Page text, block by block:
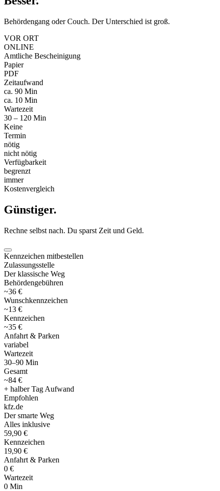
Behördengang oder Couch. Der Unterschied ist groß.
VOR ORT
ONLINE
Amtliche Bescheinigung
Papier
PDF
Zeitaufwand
ca. 90 Min
ca. 10 Min
Wartezeit
30 – 120 Min
Keine
Termin
nötig
nicht nötig
Verfügbarkeit
begrenzt
immer
Kostenvergleich
Günstiger.
Rechne selbst nach. Du sparst Zeit und Geld.
Kennzeichen mitbestellen
Zulassungsstelle
Der klassische Weg
Behördengebühren
~36 €
Wunschkennzeichen
~13 €
Kennzeichen
~35 €
Anfahrt & Parken
variabel
Wartezeit
30–90 Min
Gesamt
~84 €
+ halber Tag Aufwand
Empfohlen
kfz.de
Der smarte Weg
Alles inklusive
59,90 €
Kennzeichen
19,90 €
Anfahrt & Parken
0 €
Wartezeit
0 Min